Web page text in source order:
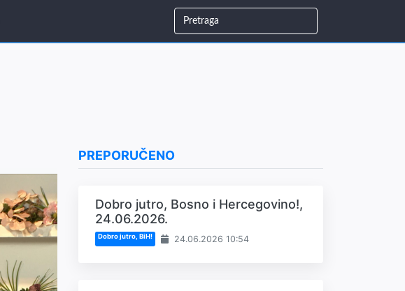
PREPORUČENO
Dobro jutro, Bosno i Hercegovino!,
24.06.2026.
Dobro jutro, BiH! 24.06.2026 10:54